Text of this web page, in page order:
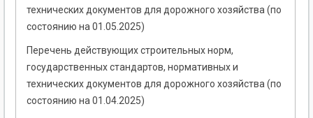
технических документов для дорожного хозяйства (по
состоянию на 01.05.2025)
Перечень действующих строительных норм,
государственных стандартов, нормативных и
технических документов для дорожного хозяйства (по
состоянию на 01.04.2025)